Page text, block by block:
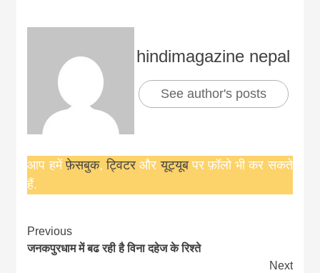
hindimagazine nepal
See author's posts
आप हमेंफ़ेसबुक,ट्विटरऔरयूट्यूबपर फ़ॉलो भी कर सकते
हैं.
Continue
Reading
Previous
जनकपुरधाम में बढ रही है विना दहेज के रिश्ते
Next